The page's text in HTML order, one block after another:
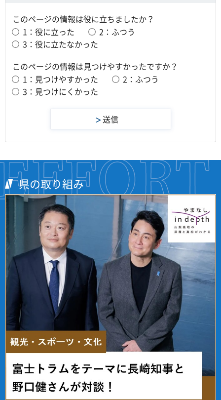
このページの情報は役に立ちましたか？
1：役に立った
2：ふつう
3：役に立たなかった
このページの情報は見つけやすかったですか？
1：見つけやすかった
2：ふつう
3：見つけにくかった
県の取り組み